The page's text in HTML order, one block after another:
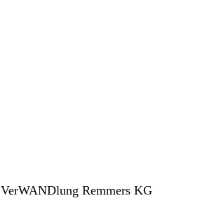
VerWANDlung Remmers KG